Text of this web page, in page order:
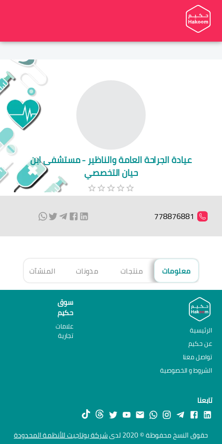
عيادة الجراحة العامة والناظير - مستشفى ابن
حيان التخصصي
778876881
معلومات منتجات مدونات المنشآت
الرئيسية
عن حكيم
تواصل معنا
الشروط و الخصوصية
سوق
حكيم
علامات
تجارية
تابعنا
حقوق النسخ محفوظة © 2020 لدى شركة يوتاجيت للأنظمة المحدودة